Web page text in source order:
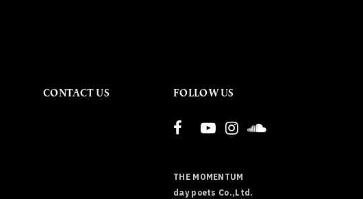
CONTACT US FOLLOW US
THE MOMENTUM
day poets Co.,Ltd.